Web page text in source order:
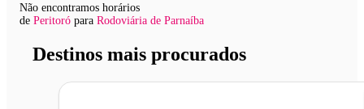
Não encontramos horários
de Peritoró para Rodoviária de Parnaíba
Destinos mais procurados